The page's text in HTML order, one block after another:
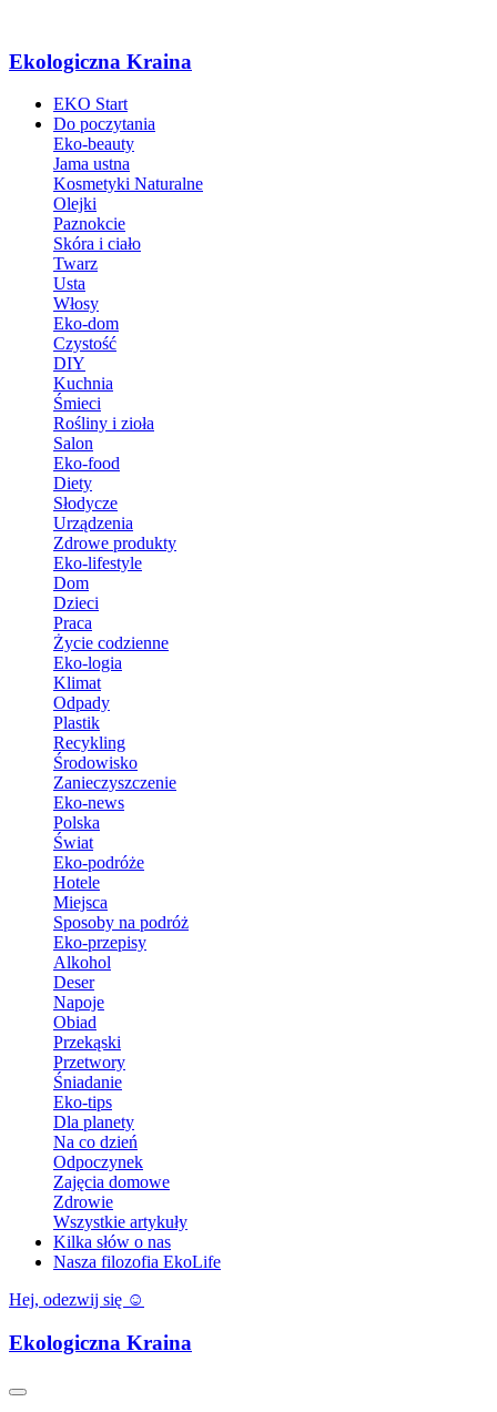
Ekologiczna Kraina
EKO Start
Do poczytania
Eko-beauty
Jama ustna
Kosmetyki Naturalne
Olejki
Paznokcie
Skóra i ciało
Twarz
Usta
Włosy
Eko-dom
Czystość
DIY
Kuchnia
Śmieci
Rośliny i zioła
Salon
Eko-food
Diety
Słodycze
Urządzenia
Zdrowe produkty
Eko-lifestyle
Dom
Dzieci
Praca
Życie codzienne
Eko-logia
Klimat
Odpady
Plastik
Recykling
Środowisko
Zanieczyszczenie
Eko-news
Polska
Świat
Eko-podróże
Hotele
Miejsca
Sposoby na podróż
Eko-przepisy
Alkohol
Deser
Napoje
Obiad
Przekąski
Przetwory
Śniadanie
Eko-tips
Dla planety
Na co dzień
Odpoczynek
Zajęcia domowe
Zdrowie
Wszystkie artykuły
Kilka słów o nas
Nasza filozofia EkoLife
Hej, odezwij się ☺️
Ekologiczna Kraina